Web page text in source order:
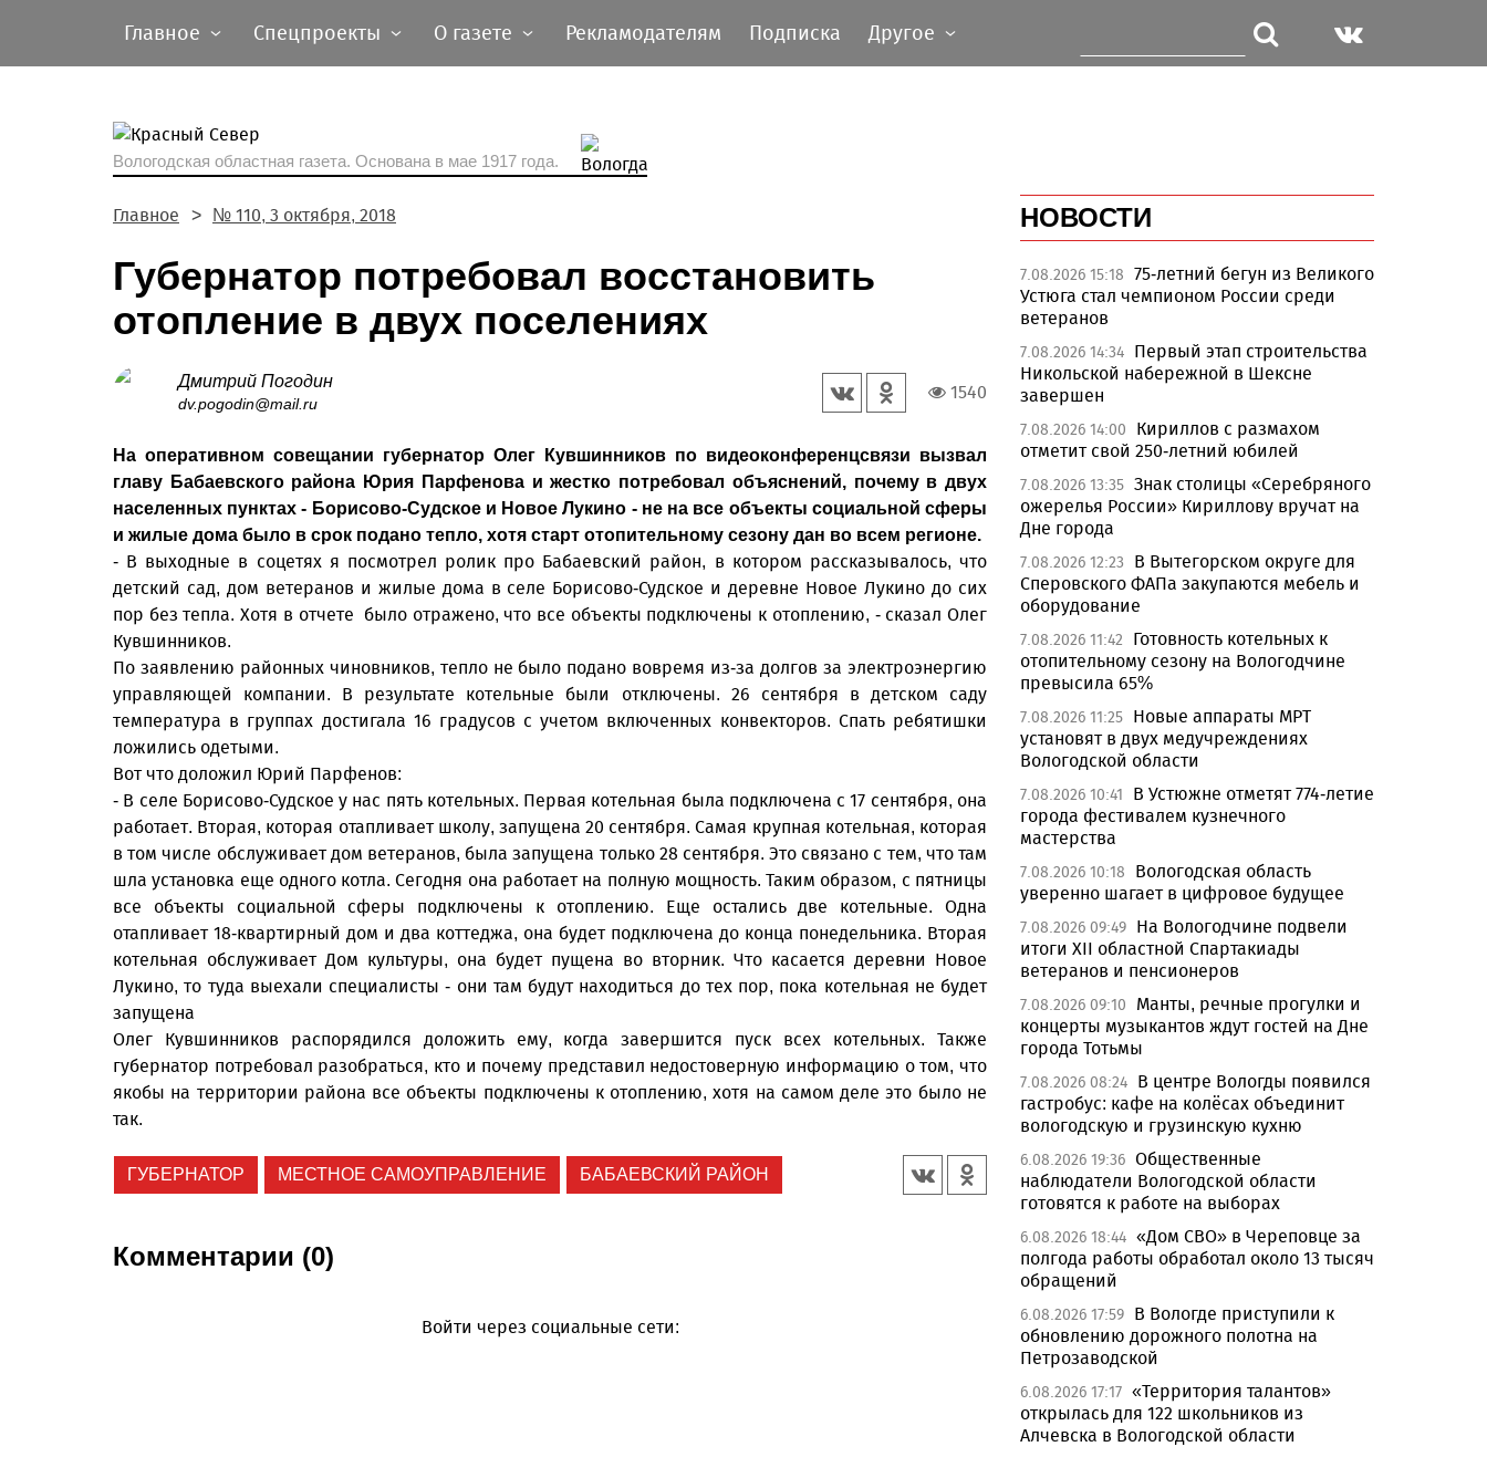
Главное Спецпроекты О газете Рекламодателям Подписка Другое
Вологодская областная газета. Основана в мае 1917 года.
Главное № 110, 3 октября, 2018
Губернатор потребовал восстановить
отопление в двух поселениях
Дмитрий Погодин
dv.pogodin@mail.ru
1540
На оперативном совещании губернатор Олег Кувшинников по видеоконференцсвязи вызвал
главу Бабаевского района Юрия Парфенова и жестко потребовал объяснений, почему в двух
населенных пунктах - Борисово-Судское и Новое Лукино - не на все объекты социальной сферы
и жилые дома было в срок подано тепло, хотя старт отопительному сезону дан во всем регионе.
- В выходные в соцетях я посмотрел ролик про Бабаевский район, в котором рассказывалось, что
детский сад, дом ветеранов и жилые дома в селе Борисово-Судское и деревне Новое Лукино до сих
пор без тепла. Хотя в отчете было отражено, что все объекты подключены к отоплению, - сказал Олег
Кувшинников.
По заявлению районных чиновников, тепло не было подано вовремя из-за долгов за электроэнергию
управляющей компании. В результате котельные были отключены. 26 сентября в детском саду
температура в группах достигала 16 градусов с учетом включенных конвекторов. Спать ребятишки
ложились одетыми.
Вот что доложил Юрий Парфенов:
- В селе Борисово-Судское у нас пять котельных. Первая котельная была подключена с 17 сентября, она
работает. Вторая, которая отапливает школу, запущена 20 сентября. Самая крупная котельная, которая
в том числе обслуживает дом ветеранов, была запущена только 28 сентября. Это связано с тем, что там
шла установка еще одного котла. Сегодня она работает на полную мощность. Таким образом, с пятницы
все объекты социальной сферы подключены к отоплению. Еще остались две котельные. Одна
отапливает 18-квартирный дом и два коттеджа, она будет подключена до конца понедельника. Вторая
котельная обслуживает Дом культуры, она будет пущена во вторник. Что касается деревни Новое
Лукино, то туда выехали специалисты - они там будут находиться до тех пор, пока котельная не будет
запущена
Олег Кувшинников распорядился доложить ему, когда завершится пуск всех котельных. Также
губернатор потребовал разобраться, кто и почему представил недостоверную информацию о том, что
якобы на территории района все объекты подключены к отоплению, хотя на самом деле это было не
так.
ГУБЕРНАТОР МЕСТНОЕ САМОУПРАВЛЕНИЕ БАБАЕВСКИЙ РАЙОН
Комментарии (0)
Войти через социальные сети:
НОВОСТИ
7.08.2026 15:18 75-летний бегун из Великого
Устюга стал чемпионом России среди
ветеранов
7.08.2026 14:34 Первый этап строительства
Никольской набережной в Шексне
завершен
7.08.2026 14:00
Кириллов с размахом
отметит свой 250-летний юбилей
7.08.2026 13:35 Знак столицы «Серебряного
ожерелья России» Кириллову вручат на
Дне города
7.08.2026 12:23
В Вытегорском округе для
Сперовского ФАПа закупаются мебель и
оборудование
7.08.2026 11:42
Готовность котельных к
отопительному сезону на Вологодчине
превысила 65%
7.08.2026 11:25 Новые аппараты МРТ
установят в двух медучреждениях
Вологодской области
7.08.2026 10:41
В Устюжне отметят 774-летие
города фестивалем кузнечного
мастерства
7.08.2026 10:18
Вологодская область
уверенно шагает в цифровое будущее
7.08.2026 09:49 На Вологодчине подвели
итоги XII областной Спартакиады
ветеранов и пенсионеров
7.08.2026 09:10
Манты, речные прогулки и
концерты музыкантов ждут гостей на Дне
города Тотьмы
7.08.2026 08:24 В центре Вологды появился
гастробус: кафе на колёсах объединит
вологодскую и грузинскую кухню
6.08.2026 19:36 Общественные
наблюдатели Вологодской области
готовятся к работе на выборах
6.08.2026 18:44 «Дом СВО» в Череповце за
полгода работы обработал около 13 тысяч
обращений
6.08.2026 17:59 В Вологде приступили к
обновлению дорожного полотна на
Петрозаводской
6.08.2026 17:17 «Территория талантов»
открылась для 122 школьников из
Алчевска в Вологодской области